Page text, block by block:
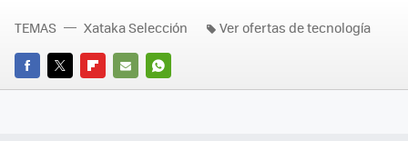
FACEBOOK
TWITTERFLIPBOARD
E-
WHATSAPP
TEMAS Xataka Selección Ver ofertas de tecnología